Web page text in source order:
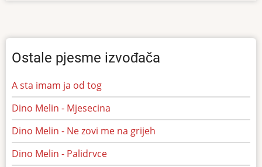
Ostale pjesme izvođača
A sta imam ja od tog
Dino Melin - Mjesecina
Dino Melin - Ne zovi me na grijeh
Dino Melin - Palidrvce